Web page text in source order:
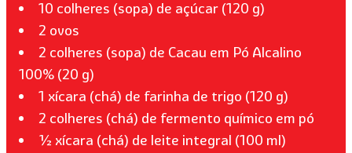
10 colheres (sopa) de açúcar (120 g)
2 ovos
2 colheres (sopa) de Cacau em Pó Alcalino
100% (20 g)
1 xícara (chá) de farinha de trigo (120 g)
2 colheres (chá) de fermento químico em pó
½ xícara (chá) de leite integral (100 ml)